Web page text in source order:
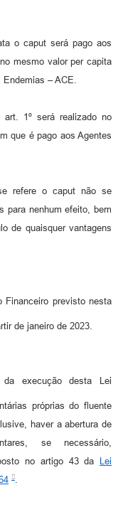
o caput será pago aos
mesmo valor per capita
Endemias – ACE.
1º será realizado no
que é pago aos Agentes
refere o caput não se
para nenhum efeito, bem
de quaisquer vantagens
Financeiro previsto nesta
de janeiro de 2023.
execução desta Lei
próprias do fluente
haver a abertura de
se necessário,
no artigo 43 da
Lei
.